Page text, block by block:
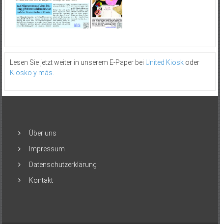
Lesen Sie jetzt weiter in unserem E-Paper bei United Kioskoder
Kiosko y más
Über uns
Impressum
Datenschutzerklärung
Kontakt